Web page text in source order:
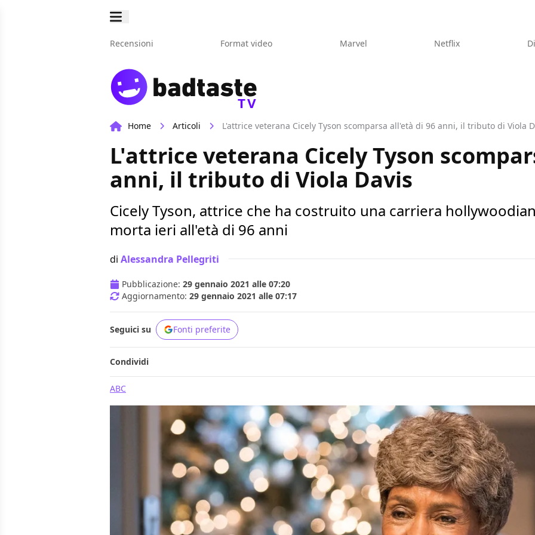
Recensioni Format video Marvel Netflix
TV
Home Articoli L'attrice veterana Cicely Tyson scomparsa all'età di 96 anni, il tributo di Viola
L'attrice veterana Cicely Tyson
anni, il tributo di Viola Davis
Cicely Tyson, attrice che ha costruito una carriera
morta ieri all'età di 96 anni
di Alessandra Pellegriti
Pubblicazione: 29 gennaio 2021 alle 07:20
Aggiornamento: 29 gennaio 2021 alle 07:17
Seguici su Fonti preferite
Condividi
ABC